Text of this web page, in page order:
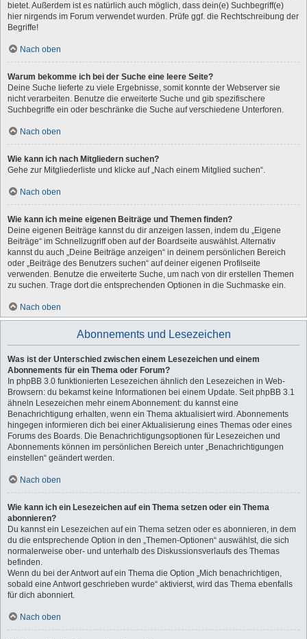
bietet. Außerdem ist es natürlich auch möglich, dass dein(e) Suchbegriff(e)
hier nirgends im Forum verwendet wurden. Prüfe ggf. die Rechtschreibung der
Begriffe!
Nach oben
Warum bekomme ich bei der Suche eine leere Seite?
Deine Suche lieferte zu viele Ergebnisse, somit konnte der Webserver sie
nicht verarbeiten. Benutze die erweiterte Suche und gib spezifischere
Suchbegriffe ein oder beschränke die Suche auf verschiedene Unterforen.
Nach oben
Wie kann ich nach Mitgliedern suchen?
Gehe zur Mitgliederliste und klicke auf „Nach einem Mitglied suchen“.
Nach oben
Wie kann ich meine eigenen Beiträge und Themen finden?
Deine eigenen Beiträge kannst du dir anzeigen lassen, indem du „Eigene
Beiträge“ im Schnellzugriff oben auf der Boardseite auswählst. Alternativ
kannst du auch „Deine Beiträge anzeigen“ in deinem persönlichen Bereich
oder „Beiträge des Benutzers suchen“ auf deiner eigenen Profilseite
verwenden. Benutze die erweiterte Suche, um nach von dir erstellen Themen
zu suchen. Trage dort die entsprechenden Optionen in die Suchmaske ein.
Nach oben
Abonnements und Lesezeichen
Was ist der Unterschied zwischen einem Lesezeichen und einem
Abonnements für ein Thema oder Forum?
In phpBB 3.0 funktionierten Lesezeichen ähnlich den Lesezeichen in Web-
Browsern: du bekamst keine Informationen bei einem Update. Seit phpBB 3.1
ähneln Lesezeichen mehr einem Abonnement: du kannst eine
Benachrichtigung erhalten, wenn ein Thema aktualisiert wird. Abonnements
hingegen informieren dich bei einer Aktualisierung eines Themas oder eines
Forums des Boards. Die Benachrichtigungsoptionen für Lesezeichen und
Abonnements können im persönlichen Bereich unter „Benachrichtigungen
einstellen“ geändert werden.
Nach oben
Wie kann ich ein Lesezeichen auf ein Thema setzen oder ein Thema
abonnieren?
Du kannst ein Lesezeichen auf ein Thema setzen oder es abonnieren, in dem
du die entsprechende Option in den „Themen-Optionen“ auswählst, die sich
normalerweise ober- und unterhalb des Diskussionsverlaufs des Themas
befinden.
Wenn du bei der Antwort auf ein Thema die Option „Mich benachrichtigen,
sobald eine Antwort geschrieben wurde“ aktivierst, wird das Thema ebenfalls
für dich abonniert.
Nach oben